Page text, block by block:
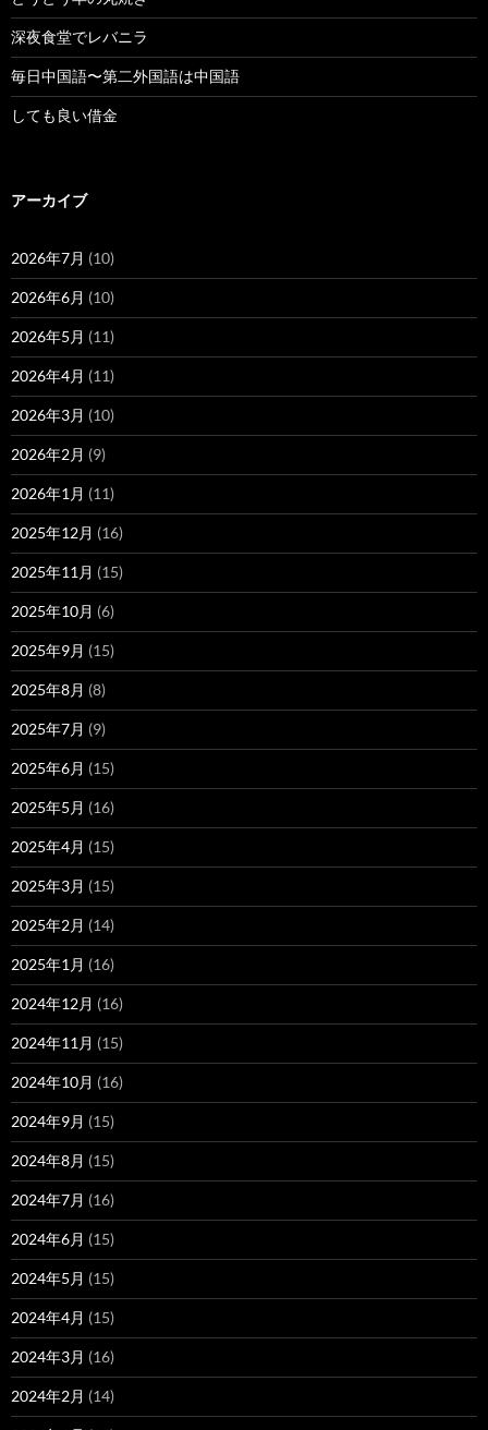
深夜食堂でレバニラ
毎日中国語〜第二外国語は中国語
しても良い借金
アーカイブ
2026年7月 (10)
2026年6月 (10)
2026年5月 (11)
2026年4月 (11)
2026年3月 (10)
2026年2月 (9)
2026年1月 (11)
2025年12月 (16)
2025年11月 (15)
2025年10月 (6)
2025年9月 (15)
2025年8月 (8)
2025年7月 (9)
2025年6月 (15)
2025年5月 (16)
2025年4月 (15)
2025年3月 (15)
2025年2月 (14)
2025年1月 (16)
2024年12月 (16)
2024年11月 (15)
2024年10月 (16)
2024年9月 (15)
2024年8月 (15)
2024年7月 (16)
2024年6月 (15)
2024年5月 (15)
2024年4月 (15)
2024年3月 (16)
2024年2月 (14)